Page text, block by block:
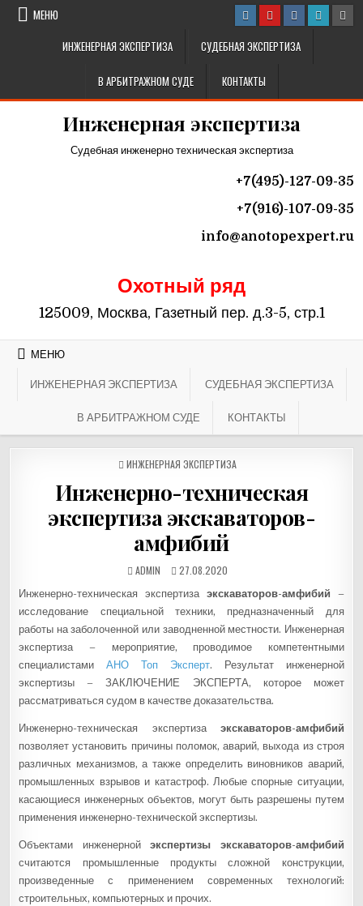
Перейти к содержимому
МЕНЮ
ИНЖЕНЕРНАЯ ЭКСПЕРТИЗА
СУДЕБНАЯ ЭКСПЕРТИЗА
В АРБИТРАЖНОМ СУДЕ КОНТАКТЫ
Инженерная экспертиза
Судебная инженерно техническая экспертиза
+7(495)-127-09-35
+7(916)-107-09-35
info@anotopexpert.ru
Охотный ряд
125009, Москва, Газетный пер. д.3-5, стр.1
МЕНЮ
ИНЖЕНЕРНАЯ ЭКСПЕРТИЗА СУДЕБНАЯ ЭКСПЕРТИЗА
В АРБИТРАЖНОМ СУДЕ КОНТАКТЫ
ОПУБЛИКОВАНО В
ИНЖЕНЕРНАЯ ЭКСПЕРТИЗА
Инженерно-техническая
экспертиза экскаваторов-
амфибий
АВТОР:
ADMIN ДАТА ПУБЛИКАЦИИ:
Инженерно-техническая экспертиза экскаваторов-амфибий –
исследование специальной техники, предназначенный для
работы на заболоченной или заводненной местности. Инженерная
экспертиза – мероприятие, проводимое компетентными
специалистамиАНО Топ Эксперт. Результат инженерной
экспертизы – ЗАКЛЮЧЕНИЕ ЭКСПЕРТА, которое может
рассматриваться судом в качестве доказательства.
Инженерно-техническая экспертиза экскаваторов-амфибий
позволяет установить причины поломок, аварий, выхода из строя
различных механизмов, а также определить виновников аварий,
промышленных взрывов и катастроф. Любые спорные ситуации,
касающиеся инженерных объектов, могут быть разрешены путем
применения инженерно-технической экспертизы.
Объектами инженернойэкспертизы экскаваторов-амфибий
считаются промышленные продукты сложной конструкции,
произведенные с применением современных технологий:
строительных, компьютерных и прочих.